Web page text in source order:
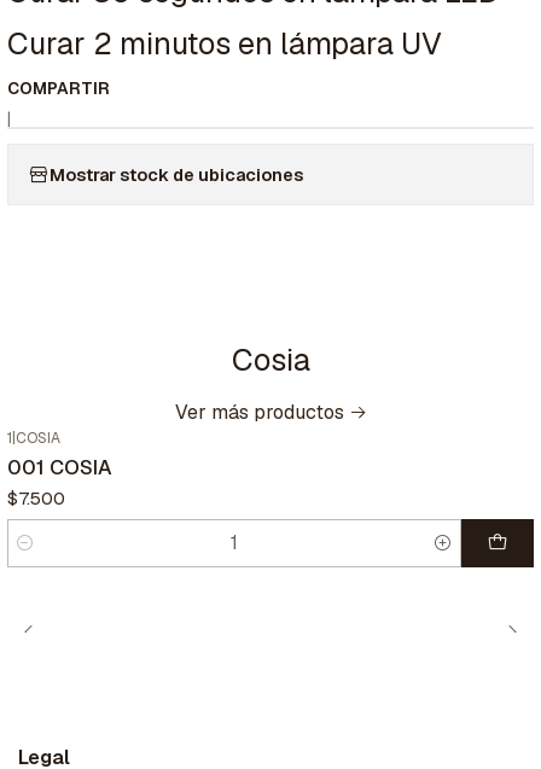
Curar 2 minutos en lámpara UV
COMPARTIR
|
Mostrar stock de ubicaciones
Cosia
Ver más productos
1 COSIA
001 COSIA
$7.500
Cantidad
Legal